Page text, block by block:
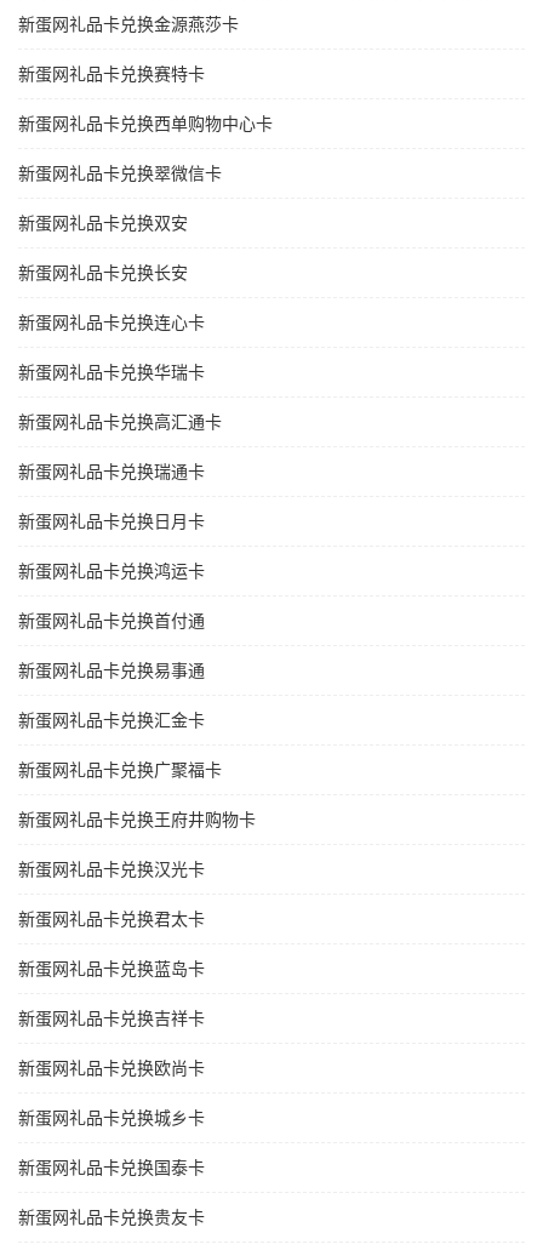
新蛋网礼品卡兑换金源燕莎卡
新蛋网礼品卡兑换赛特卡
新蛋网礼品卡兑换西单购物中心卡
新蛋网礼品卡兑换翠微信卡
新蛋网礼品卡兑换双安
新蛋网礼品卡兑换长安
新蛋网礼品卡兑换连心卡
新蛋网礼品卡兑换华瑞卡
新蛋网礼品卡兑换高汇通卡
新蛋网礼品卡兑换瑞通卡
新蛋网礼品卡兑换日月卡
新蛋网礼品卡兑换鸿运卡
新蛋网礼品卡兑换首付通
新蛋网礼品卡兑换易事通
新蛋网礼品卡兑换汇金卡
新蛋网礼品卡兑换广聚福卡
新蛋网礼品卡兑换王府井购物卡
新蛋网礼品卡兑换汉光卡
新蛋网礼品卡兑换君太卡
新蛋网礼品卡兑换蓝岛卡
新蛋网礼品卡兑换吉祥卡
新蛋网礼品卡兑换欧尚卡
新蛋网礼品卡兑换城乡卡
新蛋网礼品卡兑换国泰卡
新蛋网礼品卡兑换贵友卡